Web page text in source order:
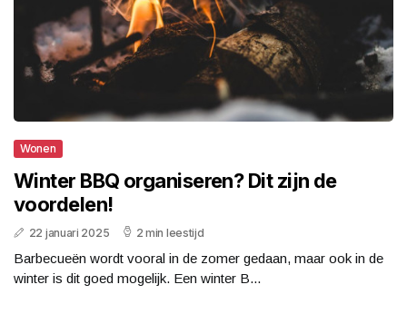
Wonen
Winter BBQ organiseren? Dit zijn de
voordelen!
22 januari 2025 2 min leestijd
Barbecueën wordt vooral in de zomer gedaan, maar ook in de
winter is dit goed mogelijk. Een winter B...